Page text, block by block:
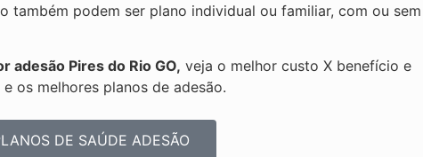
também podem ser plano individual ou familiar, com ou sem
adesão Pires do Rio GO, veja o melhor custo X benefício e
e os melhores planos de adesão.
DE SAÚDE ADESÃO